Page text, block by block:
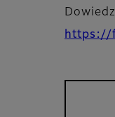
https://